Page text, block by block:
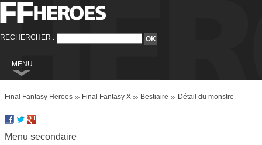
RECHERCHER :
MENU
Final Fantasy VIII
Final Fantasy Heroes Final Fantasy X Bestiaire Détail du monstre
Menu secondaire